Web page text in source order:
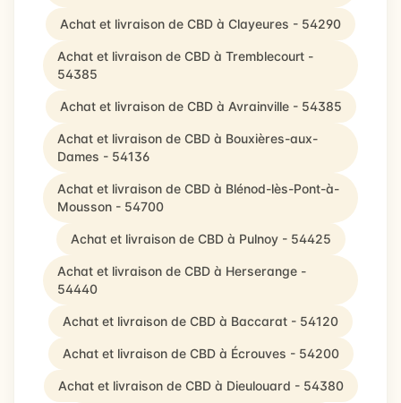
Achat et livraison de CBD à Clayeures - 54290
Achat et livraison de CBD à Tremblecourt -
54385
Achat et livraison de CBD à Avrainville - 54385
Achat et livraison de CBD à Bouxières-aux-
Dames - 54136
Achat et livraison de CBD à Blénod-lès-Pont-à-
Mousson - 54700
Achat et livraison de CBD à Pulnoy - 54425
Achat et livraison de CBD à Herserange -
54440
Achat et livraison de CBD à Baccarat - 54120
Achat et livraison de CBD à Écrouves - 54200
Achat et livraison de CBD à Dieulouard - 54380